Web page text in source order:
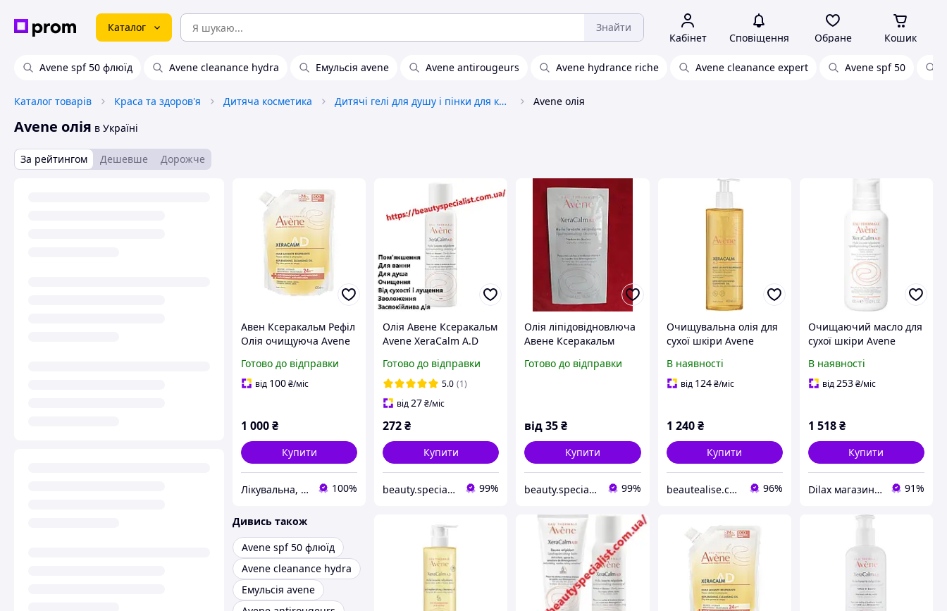
Каталог Знайти
Кабінет Сповіщення Обране Кошик
Avene spf 50 флюїд Avene cleanance hydra Емульсія avene Avene antirougeurs Avene hydrance riche Avene cleanance expert Avene spf 50
Каталог товарів Краса та здоров'я Дитяча косметика Дитячі гелі для душу і пінки для купання Avene олія
Avene олія в Україні
За рейтингом Дешевше Дорожче
Авен Ксеракальм Рефіл
Олія очищуюча Avene
lavante relipidante 400
мл
Готово до відправки
від 100₴/міс
1 000₴
Купити
Лікувальна, доглядова та професійна косметика 100%
Олія Авене Ксеракальм
Avene XeraCalm A.D
Cleansing Oil 100 мл
Готово до відправки
5.0 (1)
від27₴/міс
272₴
Купити
beauty.specialist 99%
Олія ліпідовідновлюча
Авене Ксеракальм
Lipid-Replenishing
Готово до відправки
від35₴
Купити
beauty.specialist 99%
Очищувальна олія для
сухої шкіри Avene
Replenishing Cleansing
Oil 400ml
В наявності
від 124 ₴/міс
1 240 ₴
Купити
beautealise.com.ua 96%
Очищаючий масло для
сухої шкіри Avene
Cleansing Oil
В наявності
від253₴/міс
1 518₴
Купити
Dilax магазин брендових дитячих іграшок та товарів для батьків. 91%
Дивись також
Avene spf 50 флюїд
Avene cleanance hydra
Емульсія avene